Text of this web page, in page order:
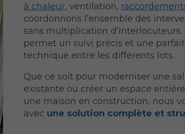
à chaleur, ventilation,
coordonnons l’ensemble des
sans multiplication
permet un suivi précis et une
technique entre les différents lots.
Que ce soit pour moderniser une
existante ou créer un espace
une maison en construction, nous
avec une solution complète et